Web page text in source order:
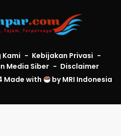
Kami
Kebijakan Privasi
Media Siber
Disclaimer
Made with
byMRI Indonesia